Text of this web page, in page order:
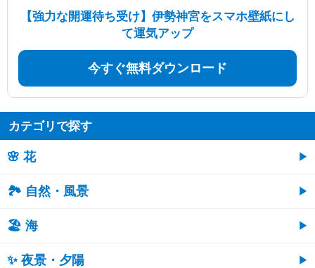
【強力な開運待ち受け】伊勢神宮をスマホ壁紙にし
て運気アップ
今すぐ無料ダウンロード
カテゴリで探す
🌸 花
🏞️ 自然・風景
🏖 海
✨ 夜景・夕陽